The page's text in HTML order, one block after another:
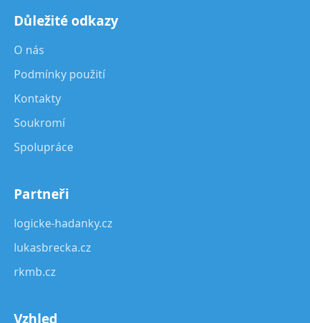
Důležité odkazy
O nás
Podmínky použití
Kontakty
Soukromí
Spolupráce
Partneři
logicke-hadanky.cz
lukasbrecka.cz
rkmb.cz
Vzhled